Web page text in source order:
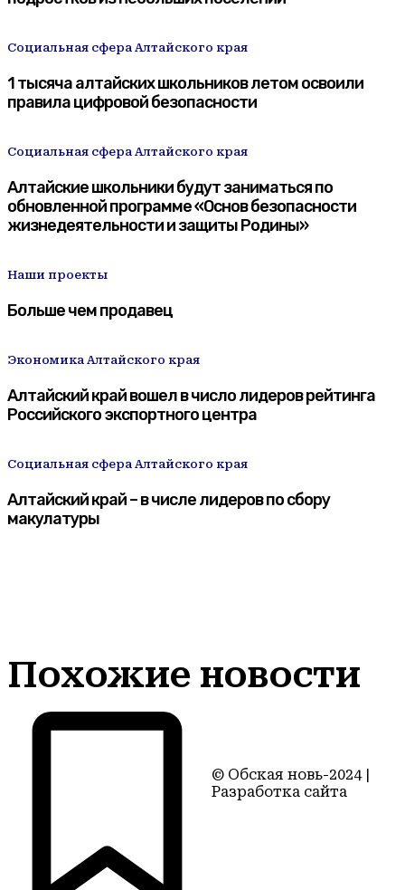
Социальная сфера Алтайского края
1 тысяча алтайских школьников летом освоили
правила цифровой безопасности
Социальная сфера Алтайского края
Алтайские школьники будут заниматься по
обновленной программе «Основ безопасности
жизнедеятельности и защиты Родины»
Наши проекты
Больше чем продавец
Экономика Алтайского края
Алтайский край вошел в число лидеров рейтинга
Российского экспортного центра
Социальная сфера Алтайского края
Алтайский край – в числе лидеров по сбору
макулатуры
Похожие новости
© Обская новь-2024 |
Разработка сайта